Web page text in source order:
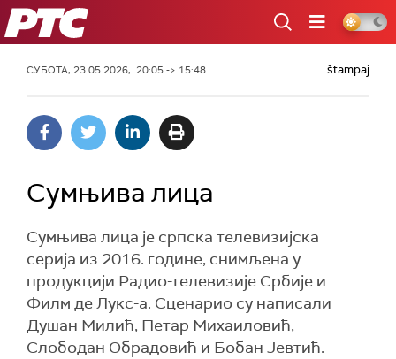
РТС
СУБОТА, 23.05.2026, 20:05 -> 15:48 štampaj
Сумњива лица
Сумњива лица је српска телевизијска
серија из 2016. године, снимљена у
продукцији Радио-телевизије Србије и
Филм де Лукс-а. Сценарио су написали
Душан Милић, Петар Михаиловић,
Слободан Обрадовић и Бобан Јевтић.